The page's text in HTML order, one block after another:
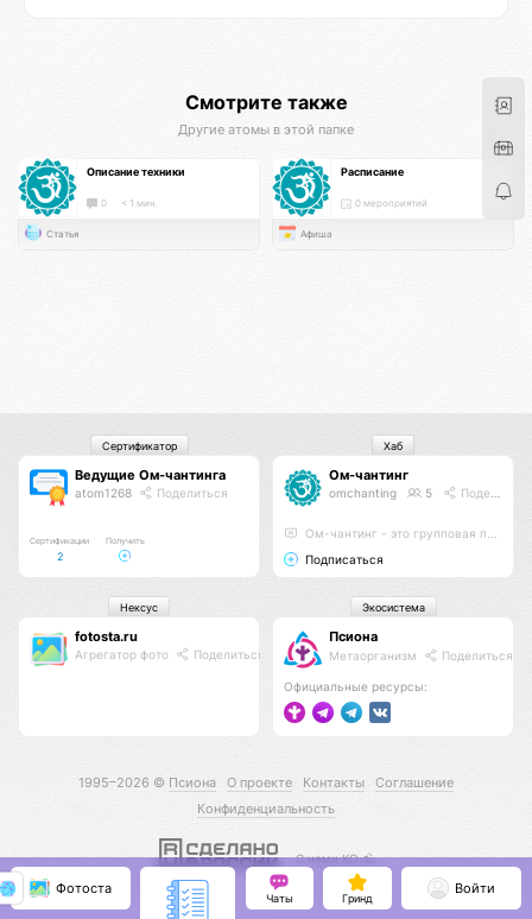
Смотрите также
Другие атомы в этой папке
Описание техники
0 < 1 мин.
Статья
Расписание
0 мероприятий
Афиша
Ведущие Ом-чантинга
atom1268 Поделиться
Сертификации
2
Получить
Сертификатор
Ом-чантинг
omchanting 5 Поделиться
Ом-чантинг - это групповая практика пропевания звука Ом
Подписаться
Хаб
fotosta.ru
Агрегатор фото Поделиться
Нексус
Псиона
Метаорганизм Поделиться
Официальные ресурсы:
Экосистема
1995–2026 © Псиона О проекте Контакты
Соглашение
Конфиденциальность
С нами КО 🕉️
Фотоста
Чаты Гринд
Войти